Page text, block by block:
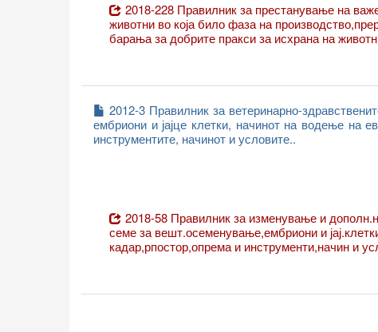
2018-228 Правилник за престанување на
животни во која било фаза на
барања за добрите пракси за исхрана на животн
2012-3 Правилник за ветеринарно-
ембриони и јајце клетки, начинот на водење на
инструментите, начинот и условите..
2018-58 Правилник за изменување и
семе за вешт.осеменување,ембриони и
кадар,рпостор,опрема и инструменти,начин и